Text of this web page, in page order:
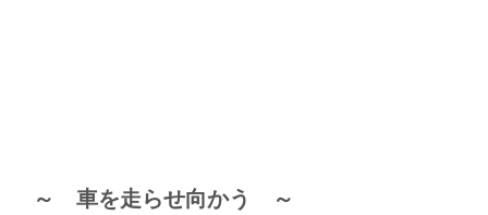
～ 車を走らせ向かう ～